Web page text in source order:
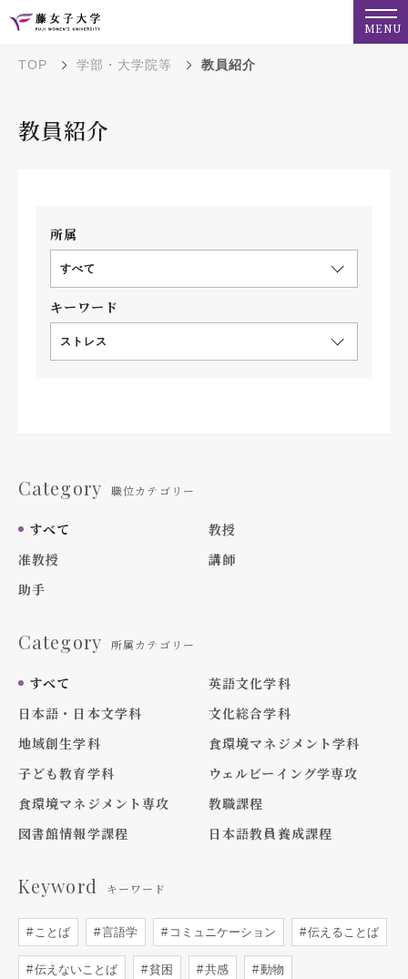
MENU
TOP 学部・大学院等 教員紹介
教員紹介
所属
すべて
キーワード
ストレス
Category 職位カテゴリー
すべて
教授
准教授
講師
助手
Category 所属カテゴリー
すべて
英語文化学科
日本語・日本文学科
文化総合学科
地域創生学科
食環境マネジメント学科
子ども教育学科
ウェルビーイング学専攻
食環境マネジメント専攻
教職課程
図書館情報学課程
日本語教員養成課程
Keyword キーワード
ことば 言語学 コミュニケーション 伝えることば
伝えないことば 貧困 共感 動物